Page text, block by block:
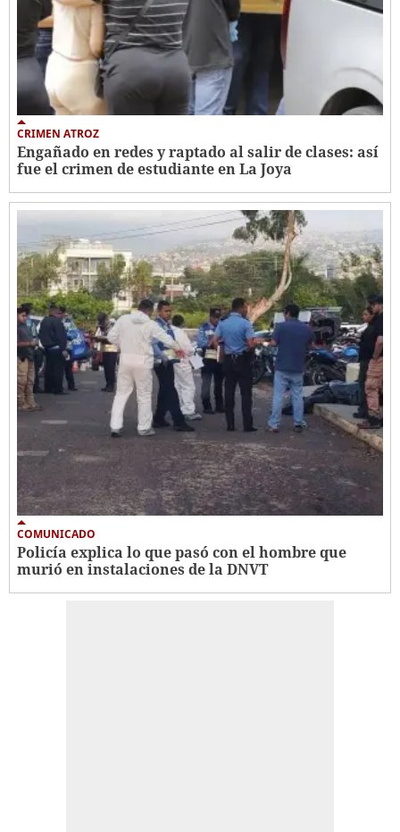
CRIMEN ATROZ
Engañado en redes y raptado al salir de clases: así
fue el crimen de estudiante en La Joya
COMUNICADO
Policía explica lo que pasó con el hombre que
murió en instalaciones de la DNVT